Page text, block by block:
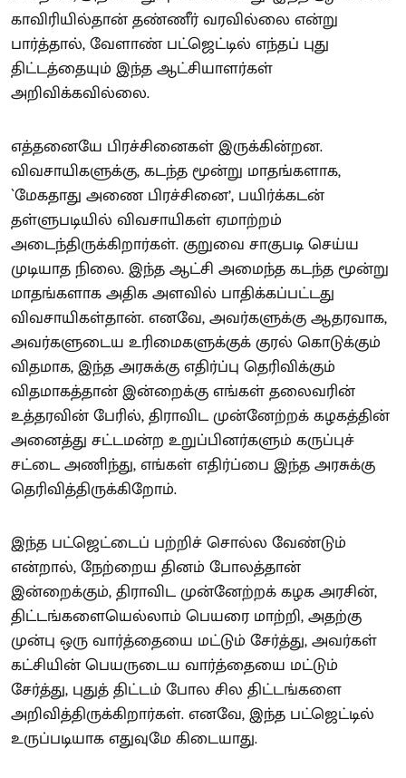
காவிரியில்தான் தண்ணீர் வரவில்லை என்று
பார்த்தால், வேளாண் பட்ஜெட்டில் எந்தப் புது
திட்டத்தையும் இந்த ஆட்சியாளர்கள்
அறிவிக்கவில்லை.
எத்தனையே பிரச்சினைகள் இருக்கின்றன.
விவசாயிகளுக்கு, கடந்த மூன்று மாதங்களாக,
`மேகதாது அணை பிரச்சினை’, பயிர்க்கடன்
தள்ளுபடியில் விவசாயிகள் ஏமாற்றம்
அடைந்திருக்கிறார்கள். குறுவை சாகுபடி செய்ய
முடியாத நிலை. இந்த ஆட்சி அமைந்த கடந்த மூன்று
மாதங்களாக அதிக அளவில் பாதிக்கப்பட்டது
விவசாயிகள்தான். எனவே, அவர்களுக்கு ஆதரவாக,
அவர்களுடைய உரிமைகளுக்குக் குரல் கொடுக்கும்
விதமாக, இந்த அரசுக்கு எதிர்ப்பு தெரிவிக்கும்
விதமாகத்தான் இன்றைக்கு எங்கள் தலைவரின்
உத்தரவின் பேரில், திராவிட முன்னேற்றக் கழகத்தின்
அனைத்து சட்டமன்ற உறுப்பினர்களும் கருப்புச்
சட்டை அணிந்து, எங்கள் எதிர்ப்பை இந்த அரசுக்கு
தெரிவித்திருக்கிறோம்.
இந்த பட்ஜெட்டைப் பற்றிச் சொல்ல வேண்டும்
என்றால், நேற்றைய தினம் போலத்தான்
இன்றைக்கும், திராவிட முன்னேற்றக் கழக அரசின்,
திட்டங்களையெல்லாம் பெயரை மாற்றி, அதற்கு
முன்பு ஒரு வார்த்தையை மட்டும் சேர்த்து, அவர்கள்
கட்சியின் பெயருடைய வார்த்தையை மட்டும்
சேர்த்து, புதுத் திட்டம் போல சில திட்டங்களை
அறிவித்திருக்கிறார்கள். எனவே, இந்த பட்ஜெட்டில்
உருப்படியாக எதுவுமே கிடையாது.